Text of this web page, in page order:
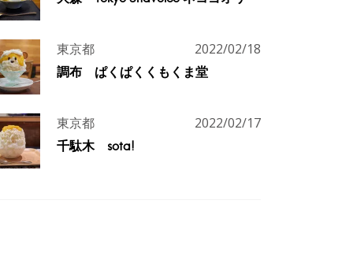
東京都 2022/02/18
調布 ぱくぱくくもくま堂
東京都 2022/02/17
千駄木 sota!